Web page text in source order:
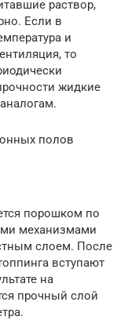
раствор,
Если в
и
то
жидкие
полов
порошком по
механизмами
слоем. После
вступают
на
прочный слой